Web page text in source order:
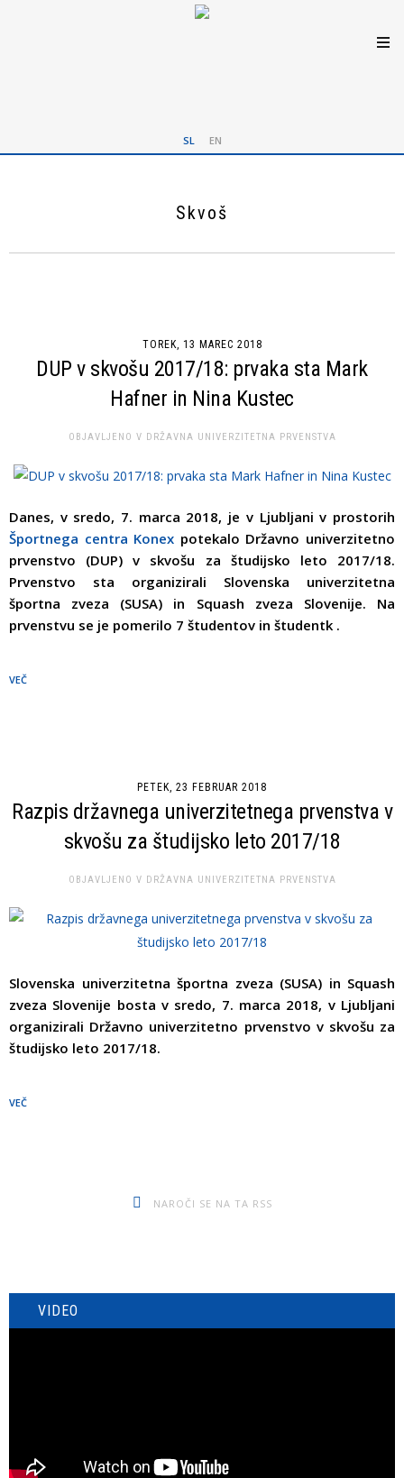
SL EN
Skvoš
TOREK, 13 MAREC 2018
DUP v skvošu 2017/18: prvaka sta Mark
Hafner in Nina Kustec
OBJAVLJENO V DRŽAVNA UNIVERZITETNA PRVENSTVA
Danes, v sredo, 7. marca 2018, je v Ljubljani v prostorih
Športnega centra Konex potekalo Državno univerzitetno
prvenstvo (DUP) v skvošu za študijsko leto 2017/18.
Prvenstvo sta organizirali Slovenska univerzitetna
športna zveza (SUSA) in Squash zveza Slovenije. Na
prvenstvu se je pomerilo 7 študentov in študentk .
VEČ
PETEK, 23 FEBRUAR 2018
Razpis državnega univerzitetnega prvenstva v
skvošu za študijsko leto 2017/18
OBJAVLJENO V DRŽAVNA UNIVERZITETNA PRVENSTVA
Slovenska univerzitetna športna zveza (SUSA) in Squash
zveza Slovenije bosta v sredo, 7. marca 2018, v Ljubljani
organizirali Državno univerzitetno prvenstvo v skvošu za
študijsko leto 2017/18.
VEČ
NAROČI SE NA TA RSS
VIDEO